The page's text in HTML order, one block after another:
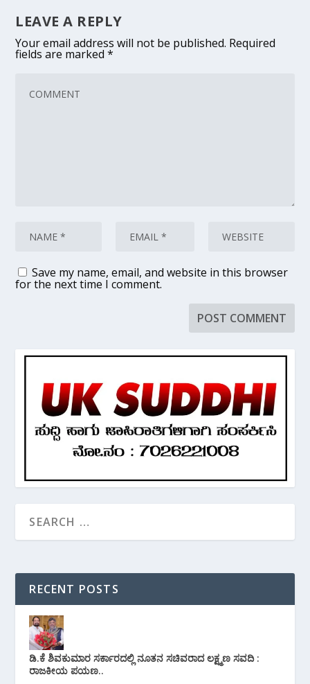
LEAVE A REPLY
Your email address will not be published. Required
fields are marked*
Save my name, email, and website in this browser
for the next time I comment.
RECENT POSTS
ಡಿ.ಕೆ ಶಿವಕುಮಾರ ಸರ್ಕಾರದಲ್ಲಿ ನೂತನ ಸಚಿವರಾದ ಲಕ್ಷ್ಮಣ ಸವದಿ :
ರಾಜಕೀಯ ಪಯಣ..